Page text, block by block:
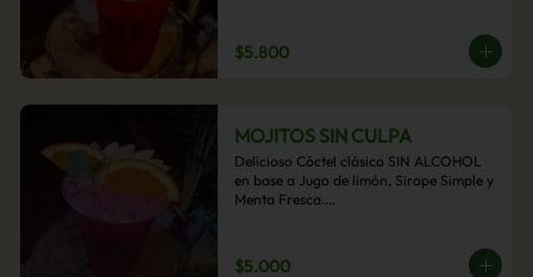
$5.800
MOJITOS SIN CULPA
Delicioso Cóctel clásico SIN ALCOHOL
en base a Jugo de limón, Sirope Simple y
Menta Fresca.
$5.000